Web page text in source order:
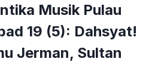
Musik Pulau
19 (5): Dahsyat!
Jerman, Sultan